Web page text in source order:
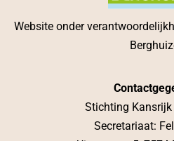
Website onder
Stichting Kansrijk
Secretariaat: